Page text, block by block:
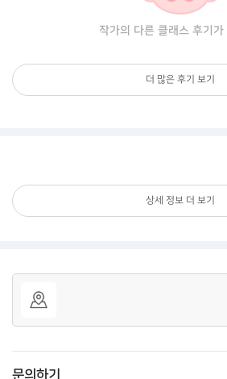
작가의 다른 클래스 후기가
더 많은 후기 보기
상세 정보 더 보기
문의하기